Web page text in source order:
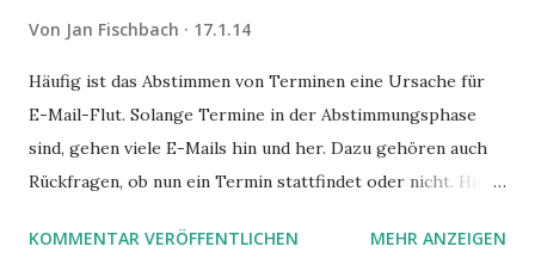
Von Jan Fischbach 17.1.14
Häufig ist das Abstimmen von Terminen eine Ursache für
E-Mail-Flut. Solange Termine in der Abstimmungsphase
sind, gehen viele E-Mails hin und her. Dazu gehören auch
Rückfragen, ob nun ein Termin stattfindet oder nicht. Hier
Hilfe von Outlook.
KOMMENTAR VERÖFFENTLICHEN MEHR ANZEIGEN